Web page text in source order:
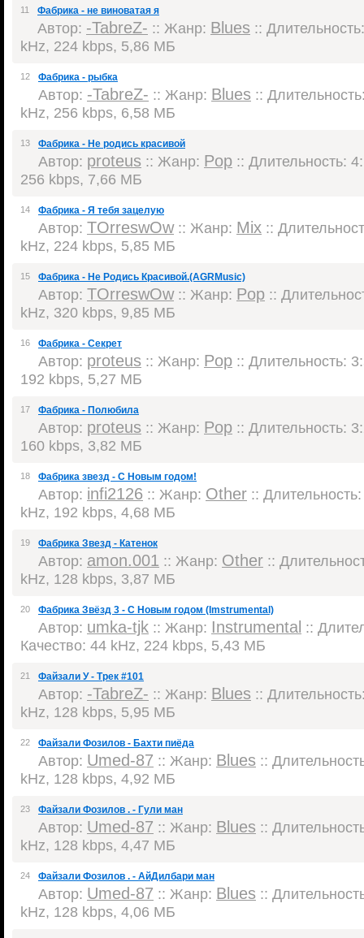
11 Фабрика - не виноватая я
Автор: -TabreZ- :: Жанр: Blues ::
kHz, 224 kbps, 5,86 МБ
12 Фабрика - рыбка
Автор: -TabreZ- :: Жанр: Blues ::
kHz, 256 kbps, 6,58 МБ
13 Фабрика - Не родись красивой
Автор: proteus :: Жанр: Pop :: Длительность:
256 kbps, 7,66 МБ
14 Фабрика - Я тебя зацелую
Автор: TOrreswOw:: Жанр: Mix ::
kHz, 224 kbps, 5,85 МБ
15 Фабрика - Не Родись Красивой.(AGRMusic)
Автор: TOrreswOw:: Жанр: Pop ::
kHz, 320 kbps, 9,85 МБ
16 Фабрика - Секрет
Автор: proteus :: Жанр: Pop :: Длительность:
192 kbps, 5,27 МБ
17 Фабрика - Полюбила
Автор: proteus :: Жанр: Pop :: Длительность:
160 kbps, 3,82 МБ
18 Фабрика звезд - С Новым годом!
Автор: infi2126 :: Жанр: Other ::
kHz, 192 kbps, 4,68 МБ
19 Фабрика Звезд - Катенок
Автор: amon.001 :: Жанр: Other ::
kHz, 128 kbps, 3,87 МБ
20 Фабрика Звёзд 3 - С Новым годом (Imstrumental)
Автор: umka-tjk :: Жанр: Instrumental ::
Качество: 44 kHz, 224 kbps, 5,43 МБ
21 Файзали У - Трек #101
Автор: -TabreZ- :: Жанр: Blues ::
kHz, 128 kbps, 5,95 МБ
22 Файзали Фозилов - Бахти пиёда
Автор: Umed-87 :: Жанр: Blues ::
kHz, 128 kbps, 4,92 МБ
23 Файзали Фозилов . - Гули ман
Автор: Umed-87 :: Жанр: Blues ::
kHz, 128 kbps, 4,47 МБ
24 Файзали Фозилов . - АйДилбари ман
Автор: Umed-87 :: Жанр: Blues ::
kHz, 128 kbps, 4,06 МБ